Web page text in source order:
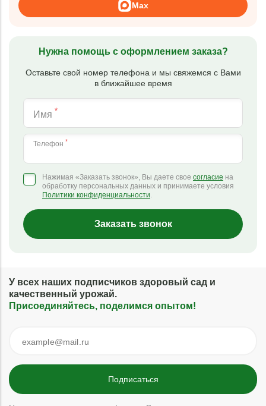
Max
Нужна помощь с оформлением заказа?
Оставьте свой номер телефона и мы свяжемся с Вами
в ближайшее время
Имя *
Телефон *
Нажимая «Заказать звонок», Вы даете свое согласие на
обработку персональных данных и принимаете условия
Политики конфиденциальности.
Заказать звонок
У всех наших подписчиков здоровый сад и
качественный урожай.
Присоединяйтесь, поделимся опытом!